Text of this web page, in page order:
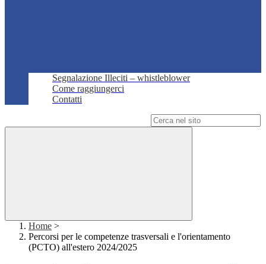
Segnalazione Illeciti – whistleblower
Come raggiungerci
Contatti
Home >
Percorsi per le competenze trasversali e l'orientamento
(PCTO) all'estero 2024/2025